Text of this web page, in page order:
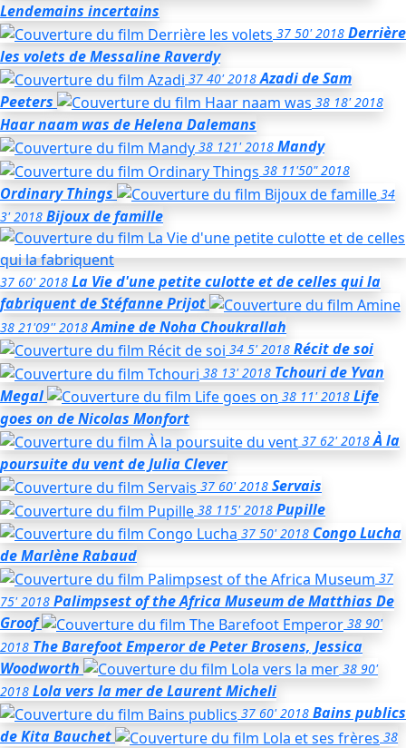
Lendemains incertains
37 50' 2018 Derrière
les volets de Messaline Raverdy
37 40' 2018 Azadide Sam
Peeters
38 18' 2018
Haar naam was de Helena Dalemans
38 121' 2018 Mandy
38 11'50" 2018
Ordinary Things
34
3' 2018 Bijoux de famille
37 60' 2018 La Vie d'une petite culotte et de celles qui la
fabriquentde Stéfanne Prijot
38 21'09'' 2018 Aminede Noha Choukrallah
34 5' 2018 Récit de soi
38 13' 2018 Tchouride Yvan
Megal
38 11' 2018 Life
goes on de Nicolas Monfort
37 62' 2018 À la
poursuite du ventde Julia Clever
37 60' 2018 Servais
38 115' 2018 Pupille
37 50' 2018 Congo Lucha
de Marlène Rabaud
37
75' 2018 Palimpsest of the Africa Museumde Matthias De
Groof
38 90'
2018 The Barefoot Emperorde Peter Brosens, Jessica
Woodworth
38 90'
2018 Lola vers la merde Laurent Micheli
37 60' 2018 Bains publics
de Kita Bauchet
38